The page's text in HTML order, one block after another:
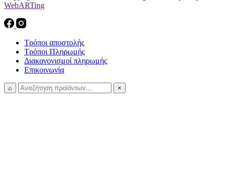
WebARTing
Τρόποι αποστολής
Τρόποι Πληρωμής
Διακανονισμοί πληρωμής
Επικοινωνία
⌕ ×